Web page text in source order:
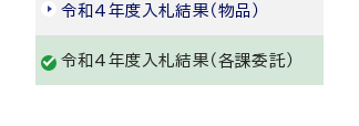
令和4年度入札結果（物品）
令和4年度入札結果（各課委託）